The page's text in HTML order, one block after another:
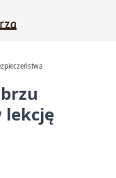
lekcję